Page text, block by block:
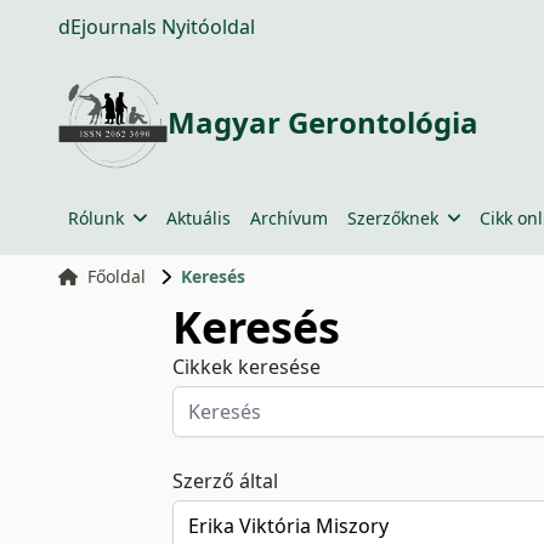
dEjournals Nyitóoldal
Magyar Gerontológia
Rólunk Aktuális Archívum Szerzőknek Cikk
Főoldal Keresés
Keresés
Cikkek keresése
Szerző által